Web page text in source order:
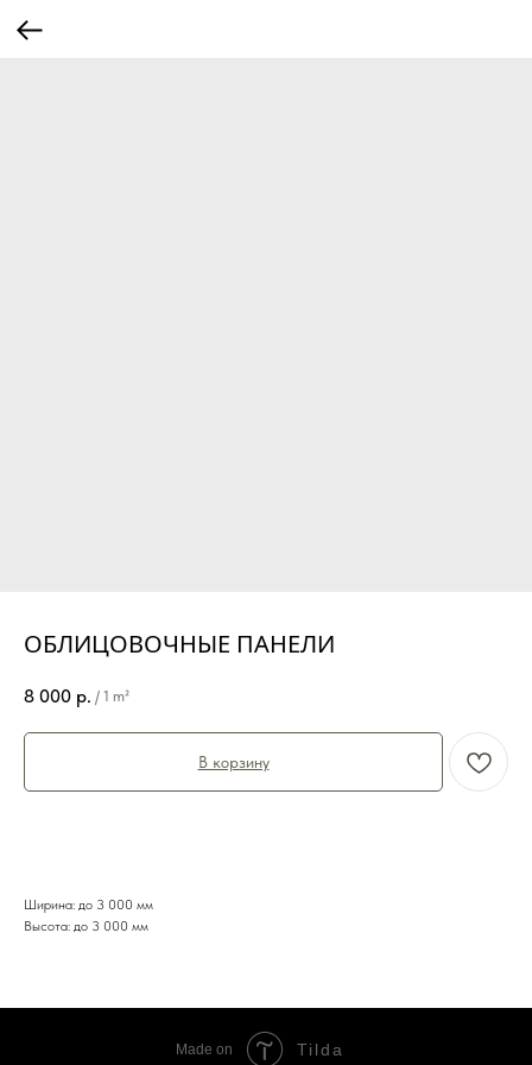
ОБЛИЦОВОЧНЫЕ ПАНЕЛИ
8 000 р. / 1 m²
В корзину
Ширина: до 3 000 мм
Высота: до 3 000 мм
Made on Tilda